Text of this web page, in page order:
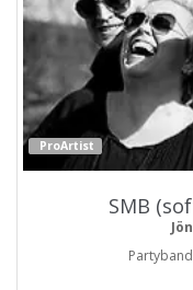
ProArtist
SMB